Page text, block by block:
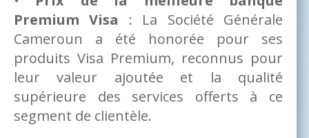
Premium Visa : La Société Générale
Cameroun a été honorée pour ses
produits Visa Premium, reconnus pour
leur valeur ajoutée et la qualité
supérieure des services offerts à ce
segment de clientèle.